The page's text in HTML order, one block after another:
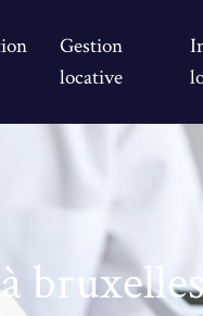
Gestion
locative